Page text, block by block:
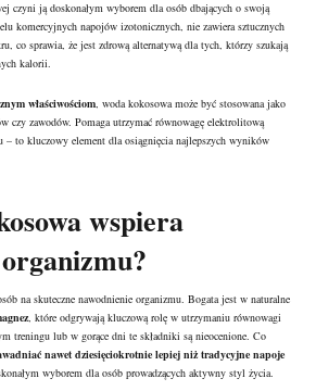
czyni ją doskonałym wyborem dla osób dbających o swoją
komercyjnych napojów izotonicznych, nie zawiera sztucznych
co sprawia, że jest zdrową alternatywą dla tych, którzy szukają
kalorii.
właściwościom , woda kokosowa może być stosowana jako
czy zawodów. Pomaga utrzymać równowagę elektrolitową
– to kluczowy element dla osiągnięcia najlepszych wyników
wspiera
na skuteczne nawodnienie organizmu . Bogata jest w naturalne
, które odgrywają kluczową rolę w utrzymaniu równowagi
treningu lub w gorące dni te składniki są nieocenione. Co
nawet dziesięciokrotnie lepiej niż tradycyjne napoje
wyborem dla osób prowadzących aktywny styl życia.